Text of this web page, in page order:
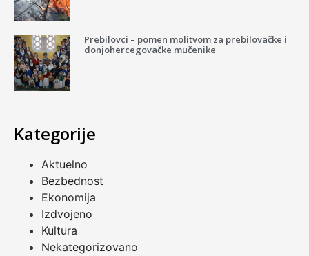
Prebilovci – pomen molitvom za prebilovačke i
donjohercegovačke mučenike
Kategorije
Aktuelno
Bezbednost
Ekonomija
Izdvojeno
Kultura
Nekategorizovano